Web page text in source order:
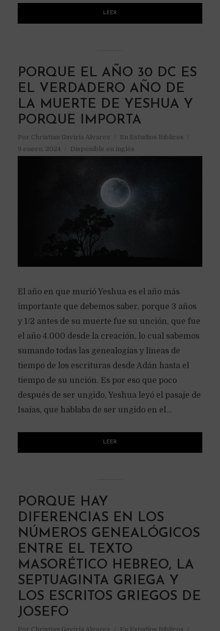
LEER
PORQUE EL AÑO 30 DC ES
EL VERDADERO AÑO DE
LA MUERTE DE YESHUA Y
PORQUE IMPORTA
Por Christian Gaviria Alvarez En Estudios Bíblicos
9 enero, 2024
Disponible en inglés
El año en que murió Yeshua es el año más
importante que debemos saber, porque 3 años
y 1/2 antes de su muerte fue su unción, que fue
el año 4.000 desde la creación, lo cual sabemos
sumando todas las genealogías y líneas de
tiempo de los escrituras desde Adán hasta el
tiempo de su unción. Es por eso que poco
después de ser ungido, Yeshua leyó el pasaje de
Isaías, que hablaba de ser ungido en el...
LEER
PORQUE HAY
DIFERENCIAS EN LOS
NÚMEROS GENEALÓGICOS
ENTRE EL TEXTO
MASORÉTICO HEBREO, LA
SEPTUAGINTA GRIEGA Y
LOS ESCRITOS GRIEGOS DE
JOSEFO
Por Christian Gaviria Alvarez En Estudios Bíblicos